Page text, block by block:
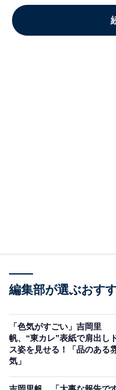
編集部が選ぶおす
「色気がすごい」吉岡里
帆、“東カレ”表紙で肩出し
ス姿を見せる！「品のある
気」